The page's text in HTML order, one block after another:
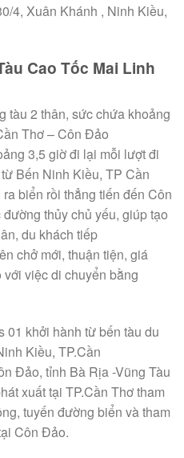
4, Xuân Khánh , Ninh Kiều,
Cao Tốc Mai Linh
tàu 2 thân, sứcchứa khoảng
Thơ – Côn Đảo
3,5 giờđi lại mỗi lượt đi
từ Bến Ninh Kiều, TP Cần
ra biển rồi thẳng tiến đến Côn
đường thủychủ yếu, giúp tạo
du khách tiếp
chở mới, thuận tiện, giá
với việcdi chuyển bằng
01 khởi hành từ bến tàu du
Kiều, TP.Cần
Đảo, tỉnh Bà Rịa -Vũng Tàu
xuấttại TP.Cần Thơtham
tuyến đường biển vàtham
Côn Đảo.